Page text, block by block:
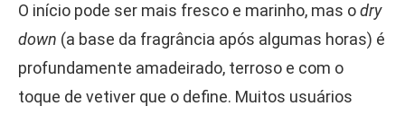
O início pode ser mais fresco e marinho, mas odry
down (a base da fragrância após algumas horas) é
profundamente amadeirado, terroso e com o
toque de vetiver que o define. Muitos usuários